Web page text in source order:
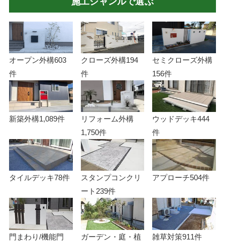
オープン外構603
件
クローズ外構194
件
セミクローズ外構
156件
新築外構1,089件
リフォーム外構
1,750件
ウッドデッキ444
件
タイルデッキ78件
スタンプコンクリ
ート239件
アプローチ504件
門まわり/機能門
ガーデン・庭・植
雑草対策911件